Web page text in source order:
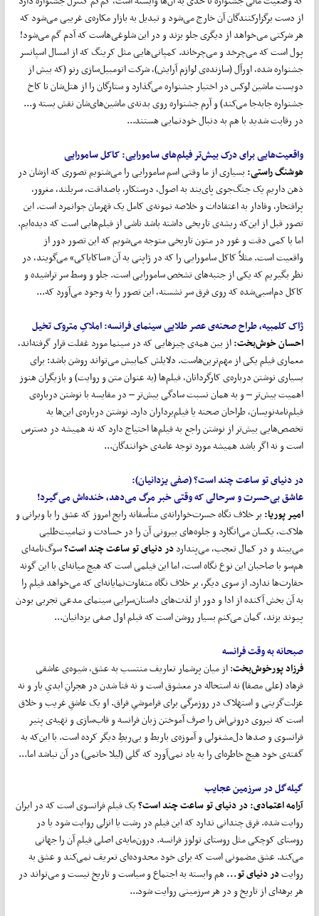
از دست برگزارکنندگان آن خارج می‌شود و تبدیل به بازار مکاره‌ی غریبی می‌شود که
هر شرکتی می‌خواهد از دیگری جلو بزند و در این شلوغی‌هاست که آدم گم می‌شود!
پول است که می‌چرخد و می‌چرخاند. کمپانی‌هایی مثل کرینگ که از امسال اسپانسر
جشنواره شده، اورآل (سازنده‌ی لوازم آرایش)، شرکت اتومبیل‌سازی رنو (که بیش از
دویست ماشین لوکس در اختیار جشنواره می‌گذارد و ستارگان را از هتل‌شان تا کاخ
جشنواره جا‌به‌جا می‌کند) و آرم جشنواره روی بدنه‌ی ماشین‌های‌شان نقش بسته و...
در رقابت شدید با هم به دنبال خودنمایی هستند...
واقعیتهایی برای درک بیشتر فیلمهای سامورایی: کاکل سامورایی
هوشنگ راستی:بسیاری از ما وقتی اسم سامورایی را می‌شنویم تصوری که ازشان در
ذهن داریم یک جنگ‌جوی پای‌بند به اصول، درستکار، باصداقت، سربلند، مغرور،
پرافتخار، وفادار به اعتقادات و خلاصه نمونه‌ی کامل یک قهرمان جوانمرد است. این
تصور قبل از این‌که ریشه‌ی تاریخی داشته باشد ناشی از فیلم‌هایی است که دیده‌ایم.
اما با کمی دقت و غور در متون تاریخی متوجه می‌شویم که این تصور دور از
واقعیت است. مثلاً کاکل سامورایی را که در ژاپنی به آن «ساکایاکی» می‌گویند، در
نظر بگیریم که یکی از جنبه‌های تشخص سامورایی است. جلو و وسط سر تراشیده و
کاکل دم‌اسبی‌شده که روی فرق سر نشسته، این تصور را به وجود می‌آورد که...
ژاک کلمبیه، طراح صحنه‌ی عصر طلایی سینمای فرانسه:املاکِ متروک تخیل
احسان خوشبخت:از بین همه‌ی چیزهایی که در سینما مورد غفلت قرار گرفته‌اند،
معماری فیلم یکی از مهم‌ترین‌هاست. دلایلش کمابیش می‌تواند روشن باشد: برای
بسیاری نوشتن درباره‌ی کارگردانان، فیلم‌ها (به عنوان متن و روایت) و بازیگران هنوز
اهمیت بیش‌تر – و به همان نسبت سادگی بیش‌تر – در مقایسه با نوشتن درباره‌ی
فیلم‌نامه‌نویسان، طراحان صحنه یا فیلم‌برداران دارد. نوشتن درباره‌ی این‌ها به
تخصص‌هایی بیش‌تر از نوشتن راجع به فیلم‌ها احتیاج دارد که نه همیشه در دسترس
است و نه اگر باشد همیشه مورد توجه عامه‌ی خوانندگان...
در دنیای تو ساعت چند است؟ (صفی یزدانیان):
عاشق بیحسرت و سرحالی که وقتی خبر مرگ میدهد، خندهاش میگیرد!
امیر پوریا:بر خلاف نگاه حسرت‌خوارانه‌ی متأسفانه رایج امروز که عشق را با ویرانی و
هلاکت، یکسان می‌انگارد و جلوه‌های بیرونی آن را در حسادت و تمامیت‌طلبی
می‌بیند و در کمال تعجب، می‌پندارددر دنیای تو ساعت چند است؟سوگ‌نامه‌ای
هم‌سو با صاحبان این نوع نگاه است، اما این فیلمی است که هیچ میانه‌ای با این گونه
حقارت‌ها ندارد. از سوی دیگر، بر خلاف نگاه متفاوت‌نمایانه‌ای که می‌خواهد فیلم را
به آن بخش آکنده از ادا و دور از لذت‌های داستان‌سرایی سینمای مدعی تجربی بودن
پیوند بزند، گمان می‌کنم بسیار روشن است که فیلم اول صفی یزدانیان...
صبحانه به وقت فرانسه
فرزاد پورخوشبخت: از میان پرشمار تعاریف منتسب به عشق، شیوه‌ی عاشقی
فرهاد (علی مصفا) نه استحاله در معشوق است و نه فنا شدن در هجرانِ ابدیِ یار و نه
عزلت‌گزینی و استهلاک در روزمرگی برای فراموشیِ فراق. او یک عاشقِ غریب و خلاق
است که نیروی درونی‌اش را صرف آموختن زبان فرانسه و قاب‌سازی و تهیه‌ی پنیر
فرانسوی و صدها دل‌مشغولی و آموزه‌ی باربط و بی‌ربطِ دیگر کرده است. با این‌که به
گفته‌ی خود هیچ خاطره‌ای را به یاد نمی‌آورد که گلی (لیلا حاتمی) در آن نباشد اما...
گیلهگل در سرزمین عجایب
آرامه اعتمادی:در دنیای تو ساعت چند است؟یک فیلم فرانسوی است که در ایران
روایت شده. فرق چندانی ندارد که این فیلم در رشت یا انزلی روایت شود یا در
روستای کوچکی مثل روستای تولوز فرانسه. درون‌مایه‌ی اصلی فیلم آن را جهانی
می‌کند. عشق مضمونی است که برای خود محدوده‌ای تعریف نمی‌کند و عشق به
روایتدر دنیای تو...هم وابسته به اجتماع و سیاست و تاریخ نیست و می‌تواند در
هر برهه‌ای از تاریخ و در هر سرزمینی روایت شود...